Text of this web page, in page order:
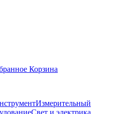
Корзина
Измерительный